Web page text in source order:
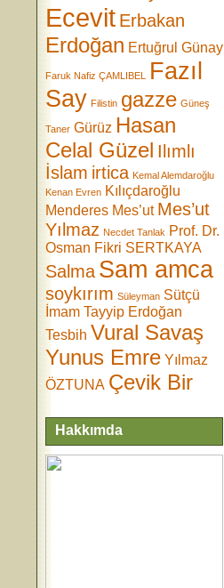
Ecevit Erbakan
Erdoğan Ertuğrul Günay
Faruk Nafiz ÇAMLIBEL
Fazıl
Say Filistin gazze Güneş
Taner Gürüz Hasan
Celal Güzel Ilımlı
İslam irtica Kemal Alemdaroğlu
Kenan Evren Kılıçdaroğlu
Menderes Mes’ut Mes’ut
Yılmaz Necdet Tanlak Prof. Dr.
Osman Fikri SERTKAYA
Salma Sam amca
soykırım Süleyman Sütçü
İmam Tayyip Erdoğan
Tesbih Vural Savaş
Yunus Emre Yılmaz
ÖZTUNA Çevik Bir
Hakkımda